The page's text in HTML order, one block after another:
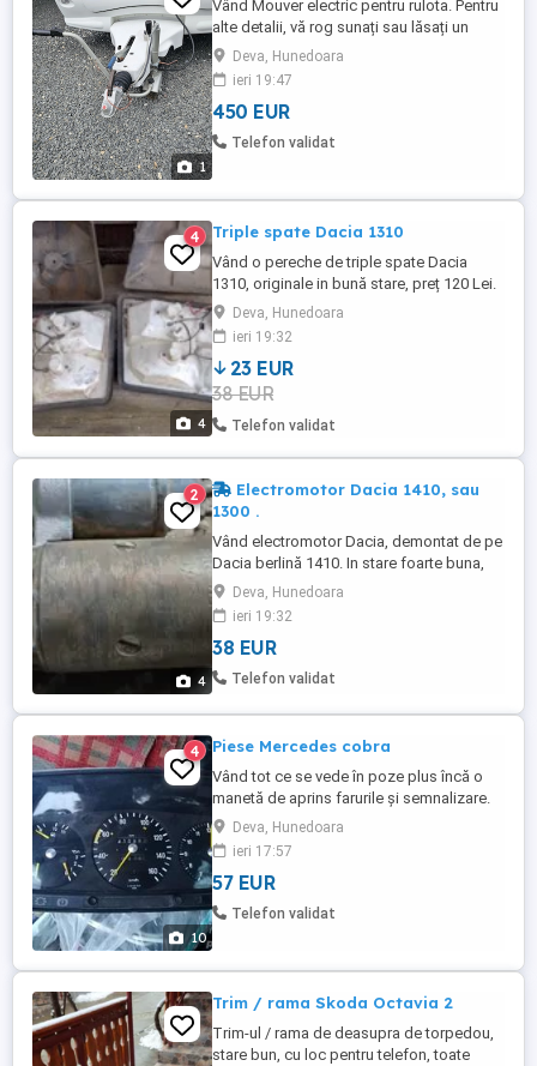
1
Vând Mouver electric pentru rulota. Pentru
alte detalii, vă rog sunați sau lăsați un
mesaj.Deva, Hunedoara
ieri 19:47
450 EUR
Telefon validat
4
4 Triple spate Dacia 1310
Vând o pereche de triple spate Dacia
1310, originale in bună stare, preț 120 Lei.
Deva, Hunedoara
ieri 19:32
23 EUR
38 EUR
Telefon validat
4
2
Electromotor Dacia 1410, sau
1300 .
Vând electromotor Dacia, demontat de pe
Dacia berlină 1410. In stare foarte buna,
preț 200 Ron .
Deva, Hunedoara
ieri 19:32
38 EUR
Telefon validat
10
4 Piese Mercedes cobra
Vând tot ce se vede în poze plus încă o
manetă de aprins farurile și semnalizare.
Rog și ofer maximă seriozitate și aștept
ofertele dumneavoastră.
Deva, Hunedoara
ieri 17:57
57 EUR
Telefon validat
Trim / rama Skoda Octavia 2
Trim-ul / rama de deasupra de torpedou,
stare bun, cu loc pentru telefon, toate